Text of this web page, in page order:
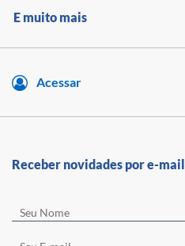
E muito mais
Acessar
Receber novidades por e-mail